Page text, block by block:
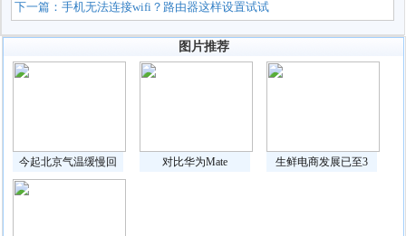
下一篇：手机无法连接wifi？路由器这样设置试试
图片推荐
今起北京气温缓慢回 对比华为Mate 生鲜电商发展已至3